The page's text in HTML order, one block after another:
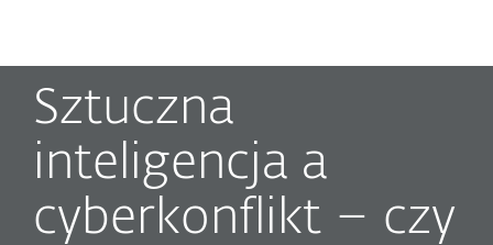
Sztuczna
inteligencja a
cyberkonflikt – czy